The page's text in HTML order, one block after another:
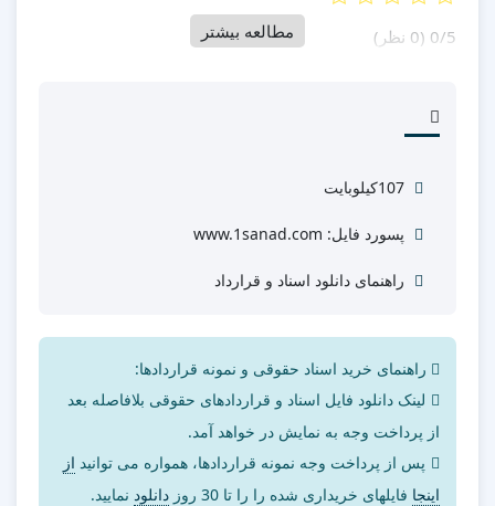
‫0/5 ‫(0 نظر) مطالعه بیشتر
107کیلوبایت
پسورد فایل: www.1sanad.com
راهنمای دانلود اسناد و قرارداد
راهنمای خرید اسناد حقوقی و نمونه قراردادها:
لینک دانلود فایل اسناد و قراردادهای حقوقی بلافاصله بعد
از پرداخت وجه به نمایش در خواهد آمد.
پس از پرداخت وجه نمونه قراردادها، همواره می توانید از
اینجا فایلهای خریداری شده را را تا 30 روز دانلود نمایید.